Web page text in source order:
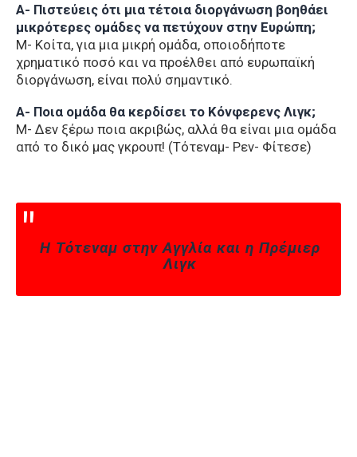
Α- Πιστεύεις ότι μια τέτοια διοργάνωση βοηθάει
μικρότερες ομάδες να πετύχουν στην Ευρώπη;
Μ- Κοίτα, για μια μικρή ομάδα, οποιοδήποτε
χρηματικό ποσό και να προέλθει από ευρωπαϊκή
διοργάνωση, είναι πολύ σημαντικό.
Α- Ποια ομάδα θα κερδίσει το Κόνφερενς Λιγκ;
Μ- Δεν ξέρω ποια ακριβώς, αλλά θα είναι μια ομάδα
από το δικό μας γκρουπ! (Τότεναμ- Ρεν- Φίτεσε)
Η Τότεναμ στην Αγγλία και η Πρέμιερ
Λιγκ